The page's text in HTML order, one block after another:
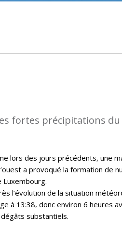
fortes précipitations du
lors des jours précédents, une
a provoqué la formation de
l’évolution de la situation
à 13:38, donc environ 6 heures
substantiels.